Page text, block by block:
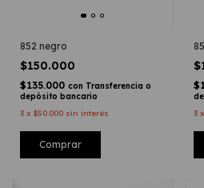
852 negro
$150.000
$135.000 con Transferencia o
depósito bancario
3 x $50.000 sin interés
Comprar
3 x